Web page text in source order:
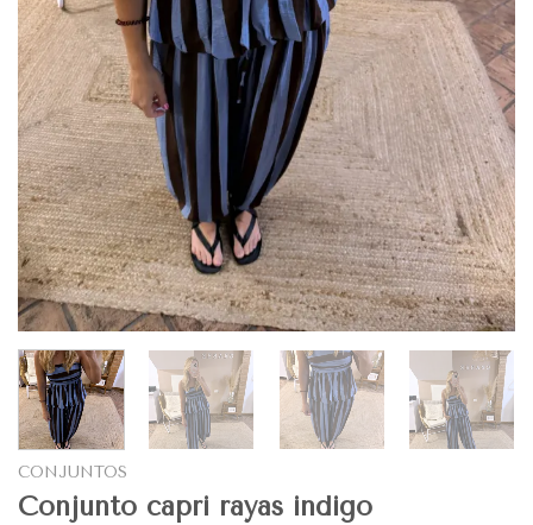
CONJUNTOS
Conjunto capri rayas indigo